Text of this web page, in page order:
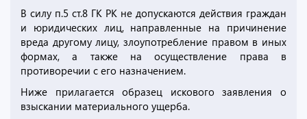
В силу п.5 ст.8 ГК РК не допускаются действия граждан
и юридических лиц, направленные на причинение
вреда другому лицу, злоупотребление правом в иных
формах, а также на осуществление права в
противоречии с его назначением.
Ниже прилагается образец искового заявления о
взыскании материального ущерба.